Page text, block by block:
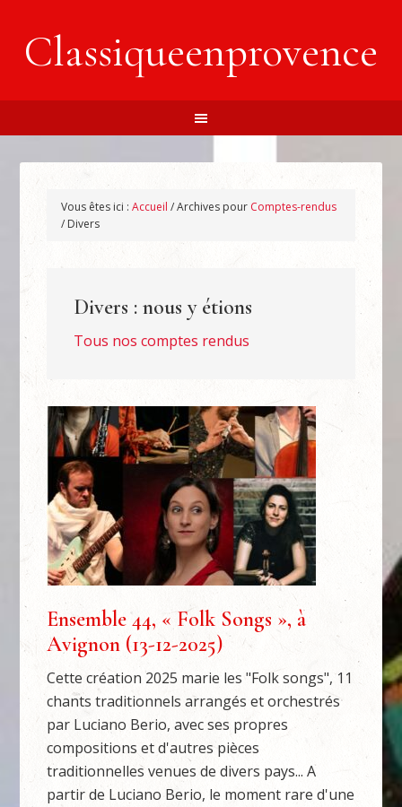
Classiqueenprovence
Vous êtes ici :Accueil /Archives pour Comptes-rendus
/ Divers
Divers : nous y étions
Tous nos comptes rendus
Ensemble 44, « Folk Songs », à
Avignon (13-12-2025)
Cette création 2025 marie les "Folk songs", 11
chants traditionnels arrangés et orchestrés
par Luciano Berio, avec ses propres
compositions et d'autres pièces
traditionnelles venues de divers pays... A
partir de Luciano Berio, le moment rare d'une